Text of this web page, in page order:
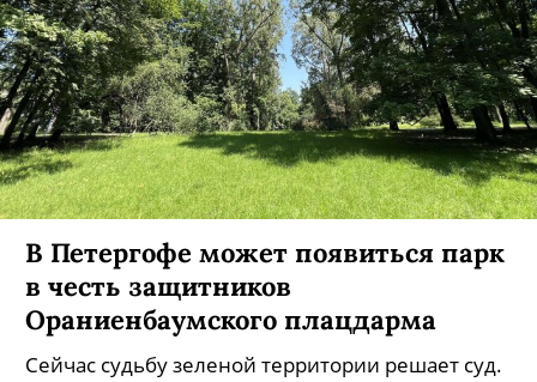
В Петергофе может появиться парк
в честь защитников
Ораниенбаумского плацдарма
Сейчас судьбу зеленой территории решает суд.